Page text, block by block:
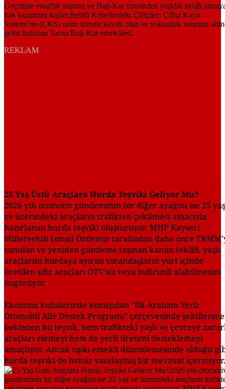
REKLAM
25 Yaş Üstü Araçlara Hurda Teşviki Geliyor Mu?
2026 yılı otomotiv gündeminin bir diğer ayağını ise 25 yaş
ve üzerindeki araçların trafikten çekilmesi amacıyla
hazırlanan hurda teşviki oluşturuyor. MHP Kayseri
Milletvekili İsmail Özdemir tarafından daha önce
sunulan ve yeniden gündeme taşınan kanun teklifi, yaşlı
araçlarını hurdaya ayıran vatandaşların yurt içinde
üretilen sıfır araçları ÖTV’siz veya indirimli alabilmesini
öngörüyor.
Ekonomi kulislerinde konuşulan "İlk Arabam Yerli
Otomobil Aile Destek Programı" çerçevesinde
beklenen bu teşvik, hem trafikteki yaşlı ve çevreye
araçları elemeyi hem de yerli üretimi desteklemeyi
amaçlıyor. Ancak tıpkı emekli düzenlemesinde olduğu
hurda teşviki de henüz yasalaşmış bir mevzuat içermiyor.